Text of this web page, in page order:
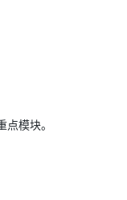
模块。